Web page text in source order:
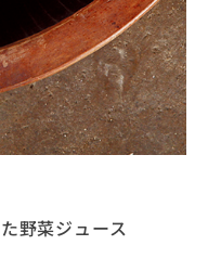
野菜ジュース